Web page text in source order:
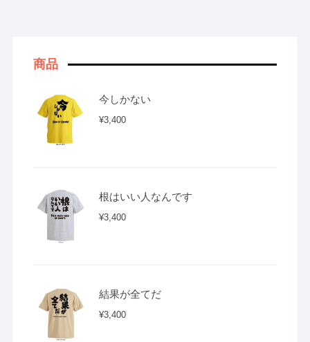
商品
今しかない
¥3,400
根はいい人なんです
¥3,400
結果が全てだ
¥3,400